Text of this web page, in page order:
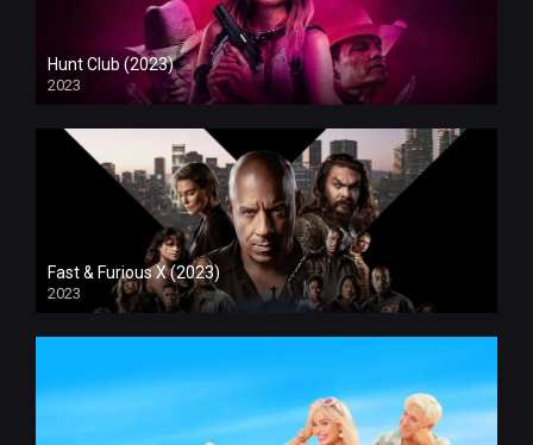
Hunt Club (2023)
2023
Fast & Furious X (2023)
2023